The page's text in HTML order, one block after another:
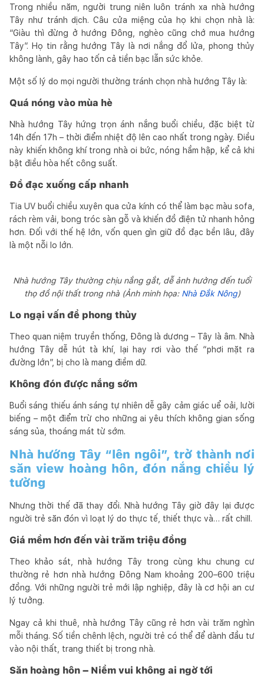
Trong nhiều năm, người trung niên luôn tránh xa nhà hướng
Tây như tránh dịch. Câu cửa miệng của họ khi chọn nhà là:
“Giàu thì đừng ở hướng Đông, nghèo cũng chớ mua hướng
Tây”. Họ tin rằng hướng Tây là nơi nắng đổ lửa, phong thủy
không lành, gây hao tốn cả tiền bạc lẫn sức khỏe.
Một số lý do mọi người thường tránh chọn nhà hướng Tây là:
Quá nóng vào mùa hè
Nhà hướng Tây hứng trọn ánh nắng buổi chiều, đặc biệt từ
14h đến 17h – thời điểm nhiệt độ lên cao nhất trong ngày. Điều
này khiến không khí trong nhà oi bức, nóng hầm hập, kể cả khi
bật điều hòa hết công suất.
Đồ đạc xuống cấp nhanh
Tia UV buổi chiều xuyên qua cửa kính có thể làm bạc màu sofa,
rách rèm vải, bong tróc sàn gỗ và khiến đồ điện tử nhanh hỏng
hơn. Đối với thế hệ lớn, vốn quen gìn giữ đồ đạc bền lâu, đây
là một nỗi lo lớn.
Nhà hướng Tây thường chịu nắng gắt, dễ ảnh hưởng đến tuổi
thọ đồ nội thất trong nhà (Ảnh minh họa: Nhà Đắk Nông)
Lo ngại vấn đề phong thủy
Theo quan niệm truyền thống, Đông là dương – Tây là âm. Nhà
hướng Tây dễ hút tà khí, lại hay rơi vào thế “phơi mặt ra
đường lớn”, bị cho là mang điềm dữ.
Không đón được nắng sớm
Buổi sáng thiếu ánh sáng tự nhiên dễ gây cảm giác uể oải, lười
biếng – một điểm trừ cho những ai yêu thích không gian sống
sáng sủa, thoáng mát từ sớm.
Nhà hướng Tây “lên ngôi”, trở thành nơi
săn view hoàng hôn, đón nắng chiều lý
tưởng
Nhưng thời thế đã thay đổi. Nhà hướng Tây giờ đây lại được
người trẻ săn đón vì loạt lý do thực tế, thiết thực và… rất chill.
Giá mềm hơn đến vài trăm triệu đồng
Theo khảo sát, nhà hướng Tây trong cùng khu chung cư
thường rẻ hơn nhà hướng Đông Nam khoảng 200–600 triệu
đồng. Với những người trẻ mới lập nghiệp, đây là cơ hội an cư
lý tưởng.
Ngay cả khi thuê, nhà hướng Tây cũng rẻ hơn vài trăm nghìn
mỗi tháng. Số tiền chênh lệch, người trẻ có thể để dành đầu tư
vào nội thất, trang thiết bị trong nhà.
Săn hoàng hôn – Niềm vui không ai ngờ tới